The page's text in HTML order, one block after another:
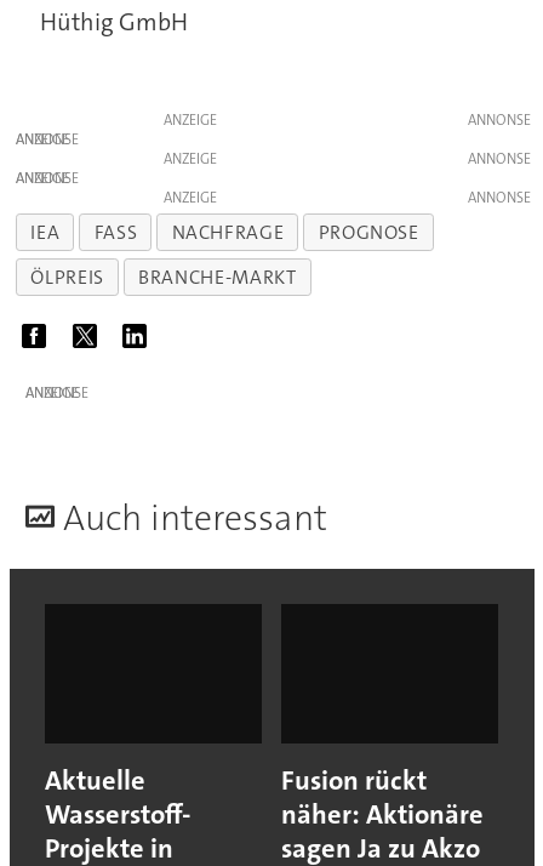
Hüthig GmbH
ANZEIGE
ANZEIGE
ANZEIGE
ANZEIGE
ANZEIGE
IEA FASS NACHFRAGE
PROGNOSE
ÖLPREIS
BRANCHE-MARKT
ANZEIGE
Auch interessant
Aktuelle
Wasserstoff-
Projekte in
Fusion rückt
näher: Aktionäre
sagen Ja zu Akzo